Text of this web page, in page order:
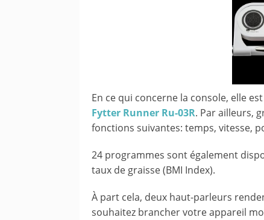
En ce qui concerne la console, elle
Fytter Runner Ru-03R. Par ailleurs,
fonctions suivantes: temps, vitesse,
24 programmes sont également
taux de graisse (BMI Index).
À part cela, deux haut-parleurs
souhaitez brancher votre appareil